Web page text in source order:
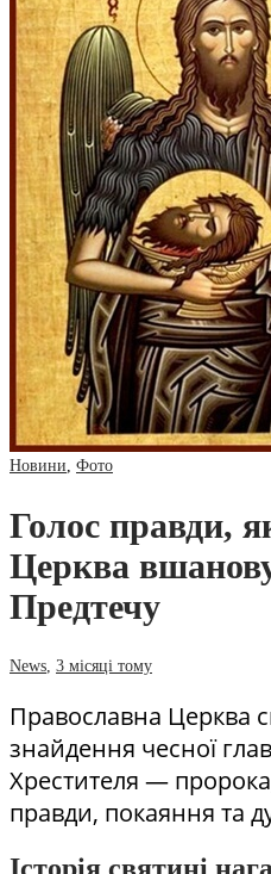
Новини Фото
Голос правди,
Церква
Предтечу
News 3 місяці тому
Православна Церква
знайдення чесної
Хрестителя —
правди, покаяння та
Історія святині